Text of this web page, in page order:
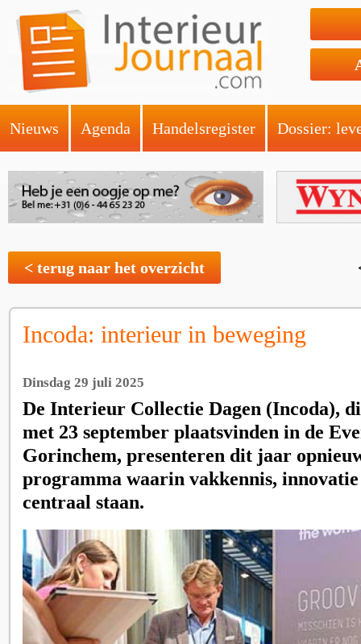
Nieuws Agenda Handelsregister Dossier:
< terug naar het overzicht
Incoda: interieur in beweging
Dinsdag 29 juli 2025
De Interieur Collectie Dagen (Incoda),
met 23 september plaatsvinden in de
Gorinchem, presenteren dit jaar
programma waarin vakkennis,
centraal staan.